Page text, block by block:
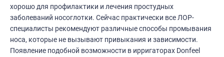
хорошо для профилактики и лечения простудных
заболеваний носоглотки. Сейчас практически все ЛОР-
специалисты рекомендуют различные способы промывания
носа, которые не вызывают привыкания и зависимости.
Появление подобной возможности в ирригаторах Donfeel